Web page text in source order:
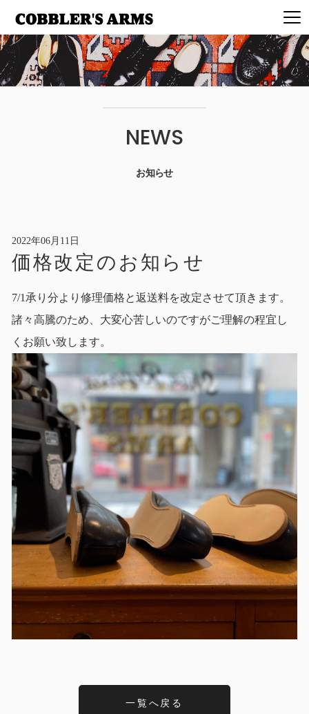
NEWS
お知らせ
2022年06月11日
価格改定のお知らせ
7/1承り分より修理価格と返送料を改定させて頂きます。
諸々高騰のため、大変心苦しいのですがご理解の程宜し
くお願い致します。
一覧へ戻る